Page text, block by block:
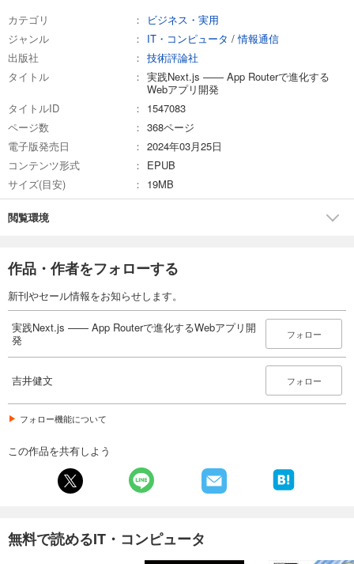
8.4：バックエンド間連携によるデータ削除
●第9章：データ更新とUI
9.1：Server Actionの基礎
9.2：Server Actionによるデータ保存
9.3：Server Actionによるデータ削除
9.4：Server Actionのエラーハンドリング231
9.5：Server ActionとフィードバックUI表示
9.6：Server Actionによる楽観的UI更新
9.7：Server ActionのFormバリデーション
9.8：Revaliateの設計
●第10章：パフォーマンスとキャッシュ
10.1：コンポーネント構造のパフォーマンスへの影響
10.2：fetchCacheの設定
10.5：SSG Routeのパフォーマンスの定量評価
10.6：Next.jsによるアセットの最適化
10.7：Next.jsの4種類のキャッシュ
付録A：Prisma
A.1：Prisma schemaの概要
A.2：Prisma Clientの概要
A.3：Prismaのマイグレーションとシーディング
■著者プロフィール
吉井健文：フロントエンドを専門とするエンジニア。著書として『フロ
TypeScript』（マイナビ、2019年）があるほか、WEB+DB PRESSへの
寄稿なども行う。Twitter: @takepepe
カテゴリ
ビジネス・実用
ジャンル
IT・コンピュータ /情報通信
出版社
技術評論社
タイトル
実践Next.js —— App Routerで進化する
Webアプリ開発
タイトルID
1547083
ページ数
368ページ
電子版発売日
2024年03月25日
コンテンツ形式
EPUB
サイズ(目安)
19MB
閲覧環境
作品・作者をフォローする
新刊やセール情報をお知らせします。
実践Next.js —— App Routerで進化するWebアプリ開
発
フォロー
吉井健文 フォロー
フォロー機能について
この作品を共有しよう
無料で読めるIT・コンピュータ